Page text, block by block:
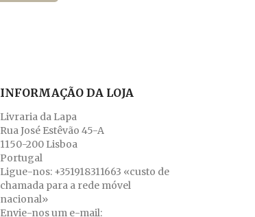
INFORMAÇÃO DA LOJA
Livraria da Lapa
Rua José Estêvão 45-A
1150-200 Lisboa
Portugal
Ligue-nos: +351918311663 «custo de
chamada para a rede móvel
nacional»
Envie-nos um e-mail: